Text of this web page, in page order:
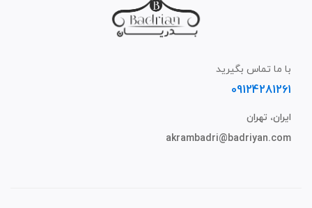
با ما تماس بگیرید
09124281261
ایران، تهران
akrambadri@badriyan.com